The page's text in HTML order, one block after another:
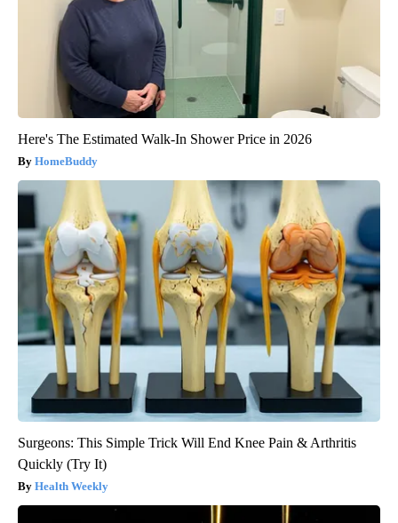
Here's The Estimated Walk-In Shower Price in 2026
HomeBuddy
Surgeons: This Simple Trick Will End Knee Pain & Arthritis
Quickly (Try It)
Health Weekly